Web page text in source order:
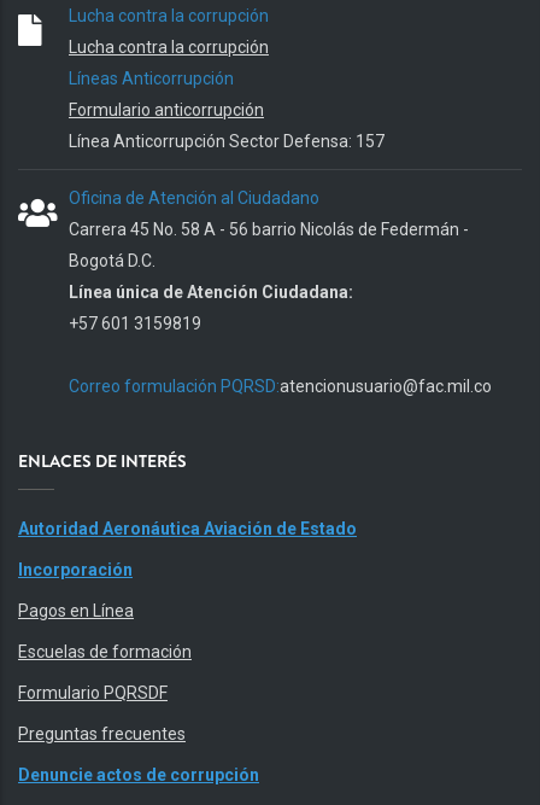
Lucha contra la corrupción
Lucha contra la corrupción
Líneas Anticorrupción
Formulario anticorrupción
Línea Anticorrupción Sector Defensa: 157
Oficina de Atención al Ciudadano
Carrera 45 No. 58 A - 56 barrio Nicolás de Federmán -
Bogotá D.C.
Línea única de Atención Ciudadana:
+57 601 3159819
Correo formulación PQRSD:atencionusuario@fac.mil.co
ENLACES DE INTERÉS
Autoridad Aeronáutica Aviación de Estado
Incorporación
Pagos en Línea
Escuelas de formación
Formulario PQRSDF
Preguntas frecuentes
Denuncie actos de corrupción